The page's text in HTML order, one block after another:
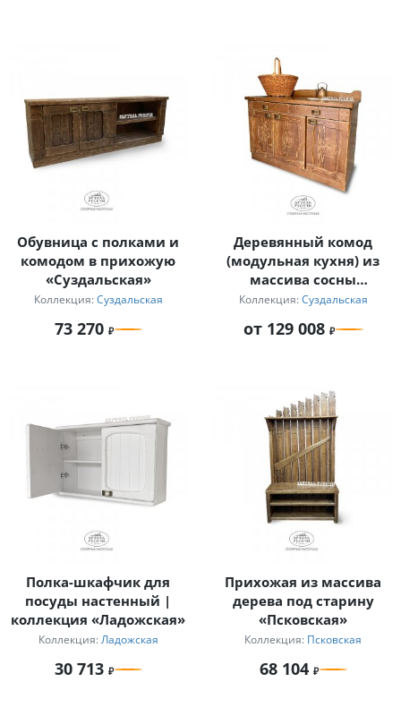
Обувница с полками и
комодом в прихожую
«Суздальская»
Коллекция: Суздальская
73 270
Деревянный комод
(модульная кухня) из
массива сосны
«Суздальский»
Коллекция: Суздальская
от 129 008
Полка-шкафчик для
посуды настенный |
коллекция «Ладожская»
Коллекция: Ладожская
30 713
Прихожая из массива
дерева под старину
«Псковская»
Коллекция: Псковская
68 104